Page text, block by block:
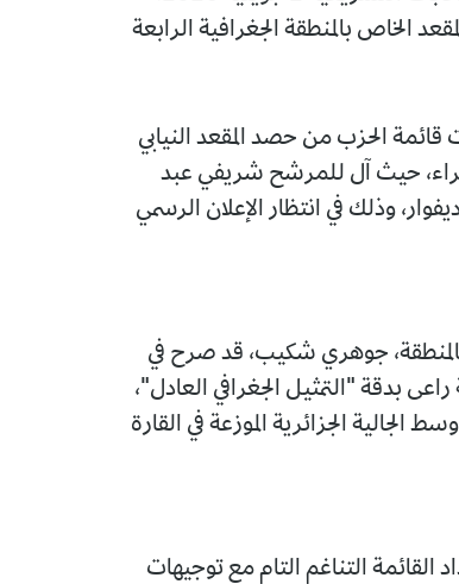
الخاص بالمنطقة الجغرافية الرابعة
الحزب من حصد المقعد النيابي
حيث آل للمرشح شريفي عبد
وذلك في انتظار الإعلان الرسمي
جوهري شكيب، قد صرح في
بدقة "التمثيل الجغرافي العادل"،
الجزائرية الموزعة في القارة
التناغم التام مع توجيهات